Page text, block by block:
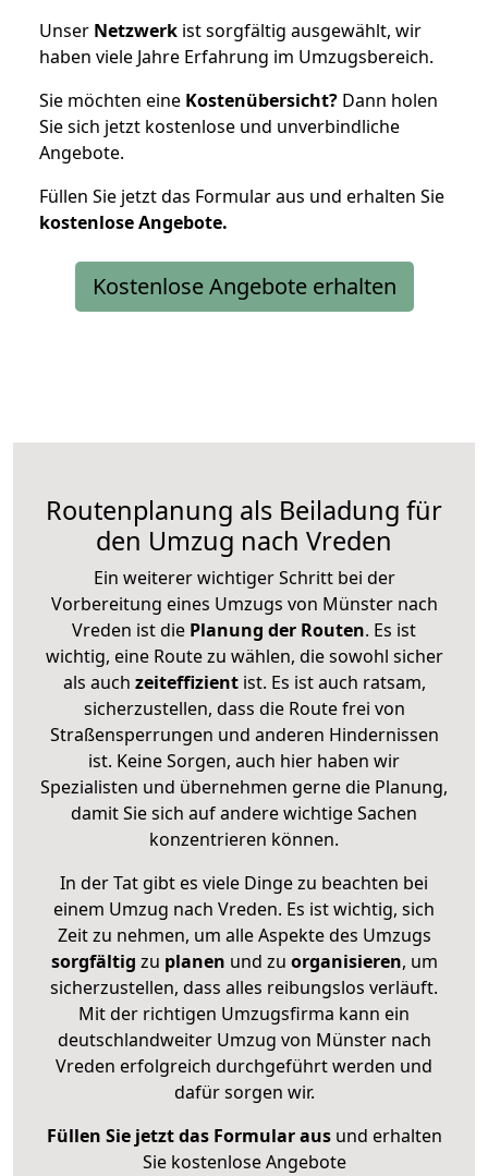
Unser Netzwerk ist sorgfältig ausgewählt, wir
haben viele Jahre Erfahrung im Umzugsbereich.
Sie möchten eine Kostenübersicht? Dann holen
Sie sich jetzt kostenlose und unverbindliche
Angebote.
Füllen Sie jetzt das Formular aus und erhalten Sie
kostenloseAngebote.
Kostenlose Angebote erhalten
Routenplanung als Beiladung für
den Umzug nach Vreden
Ein weiterer wichtiger Schritt bei der
Vorbereitung eines Umzugs von Münster nach
Vreden ist die Planung der Routen. Es ist
wichtig, eine Route zu wählen, die sowohl sicher
als auch zeiteffizientist. Es ist auch ratsam,
sicherzustellen, dass die Route frei von
Straßensperrungen und anderen Hindernissen
ist. Keine Sorgen, auch hier haben wir
Spezialisten und übernehmen gerne die Planung,
damit Sie sich auf andere wichtige Sachen
konzentrieren können.
In der Tat gibt es viele Dinge zu beachten bei
einem Umzug nach Vreden. Es ist wichtig, sich
Zeit zu nehmen, um alle Aspekte des Umzugs
sorgfältig zu planen und zu organisieren, um
sicherzustellen, dass alles reibungslos verläuft.
Mit der richtigen Umzugsfirma kann ein
deutschlandweiter Umzug von Münster nach
Vreden erfolgreich durchgeführt werden und
dafür sorgen wir.
Füllen Sie jetzt das Formular ausund erhalten
Sie kostenlose Angebote